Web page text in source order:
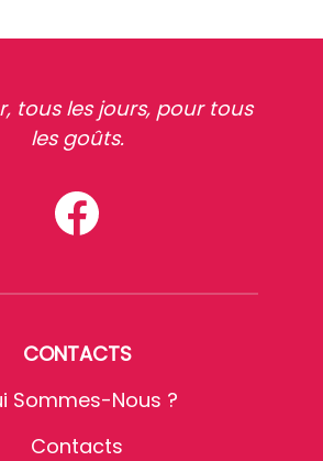
tous les jours, pour tous
les goûts.
CONTACTS
Sommes-Nous ?
Contacts